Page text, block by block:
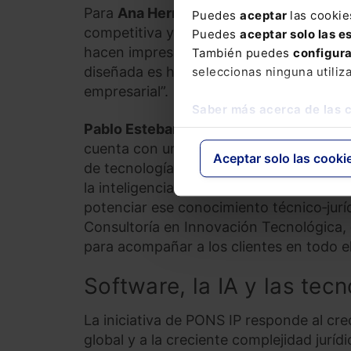
Puedes aceptar las
Puedes aceptar solo las
También puedes
seleccionas ninguna
Saber más acerca de las
Aceptar solo las
Para Ana Herrera,directora de
competitiva y el fuerte incremento de
hacen imprescindible contar con
diseñada es hoy un factor crítico para
empresarial”.
Pablo Estebaranz, responsable de la
cuenta con un equipo altamente
de tecnologías complejas, lo que nos
la inteligencia artificial y las tecnologías
potenciar ese conocimiento
Consultoría en Innovación
para acompañar a los clientes en todo
Software, la IA y las
La iniciativa de PONS IP responde al
global y a la creciente complejidad